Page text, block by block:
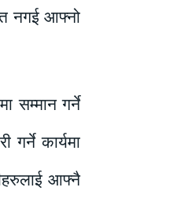
नगई आफ्नो
सम्मान गर्ने
कार्यमा
आफ्नै